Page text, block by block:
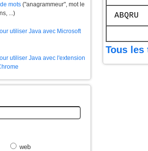
mots ("anagrammeur", mot le
...)
utiliser Java avec Microsoft
utiliser Java avec l'extension
web
ABQRU
Tous les